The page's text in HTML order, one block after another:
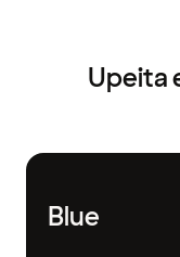
Upeita
Blue